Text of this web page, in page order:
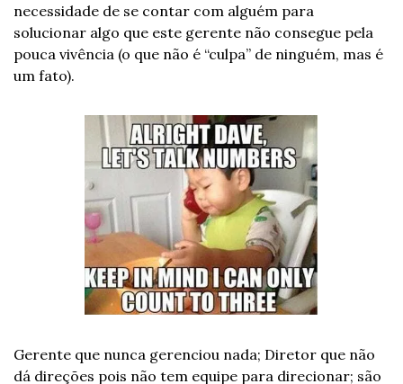
necessidade de se contar com alguém para
solucionar algo que este gerente não consegue pela
pouca vivência (o que não é “culpa” de ninguém, mas é
um fato).
Gerente que nunca gerenciou nada; Diretor que não
dá direções pois não tem equipe para direcionar; são